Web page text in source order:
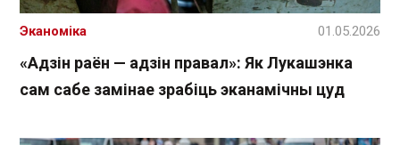
«Адзін раён — адзін правал»: Як Лукашэнка
сам сабе замінае зрабіць эканамічны цуд
Эканоміка 01.05.2026